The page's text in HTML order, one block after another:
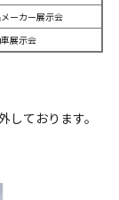
ーカー展示会
展示会
ております。